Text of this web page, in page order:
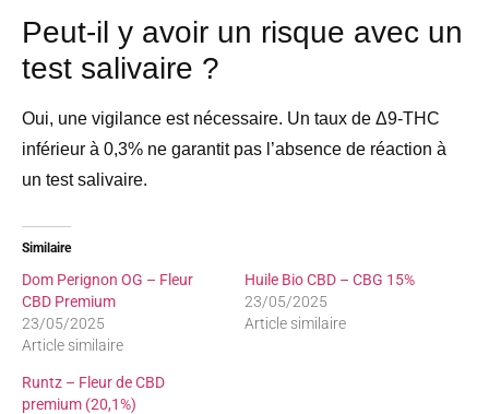
Peut-il y avoir un risque avec un
test salivaire ?
Oui, une vigilance est nécessaire. Un taux de Δ9-THC
inférieur à 0,3% ne garantit pas l’absence de réaction à
un test salivaire.
Similaire
Dom Perignon OG – Fleur
CBD Premium
23/05/2025
Article similaire
Huile Bio CBD – CBG 15%
23/05/2025
Article similaire
Runtz – Fleur de CBD
premium (20,1%)